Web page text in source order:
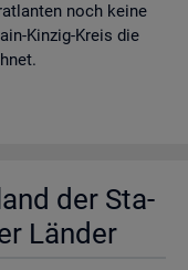
noch keine
Kinzig-Kreis die
der Sta­
Län­der